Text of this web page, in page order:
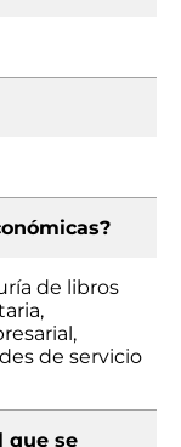
de libros
de servicio
que se